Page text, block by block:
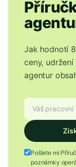
Jak hodnotí
ceny,
agentur
Pošlete mi
poznámky